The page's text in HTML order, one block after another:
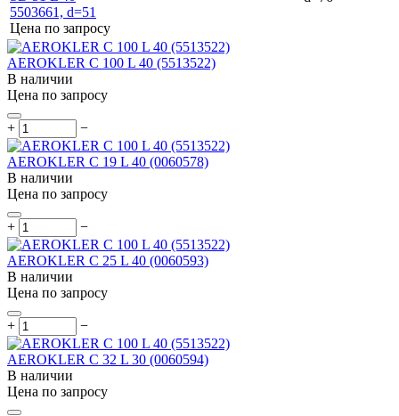
Цена по запросу
AEROKLER C 100 L 40 (5513522)
В наличии
Цена по запросу
+ −
AEROKLER C 19 L 40 (0060578)
В наличии
Цена по запросу
+ −
AEROKLER C 25 L 40 (0060593)
В наличии
Цена по запросу
+ −
AEROKLER C 32 L 30 (0060594)
В наличии
Цена по запросу